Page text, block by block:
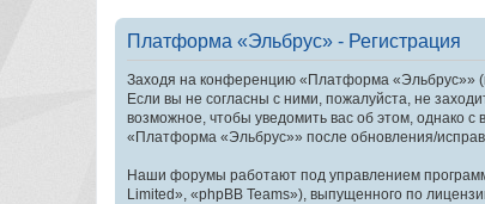
Платформа «Эльбрус» - Регистрация
Заходя на конференцию «Платформа «Эльбрус»»
Если вы не согласны с ними, пожалуйста, не
возможное, чтобы уведомить вас об этом, однако
«Платформа «Эльбрус»» после обновления/
Наши форумы работают под управлением
Limited», «phpBB Teams»), выпущенного по